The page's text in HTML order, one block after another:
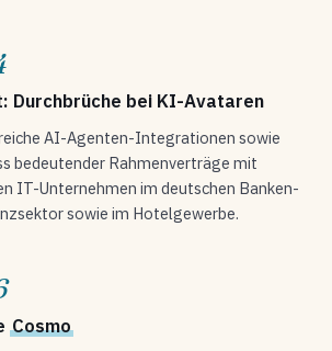
Durchbrüche bei KI-Avataren
AI-Agenten-Integrationen sowie
bedeutender Rahmenverträge mit
IT-Unternehmen im deutschen Banken-
sowie im Hotelgewerbe.
Cosmo